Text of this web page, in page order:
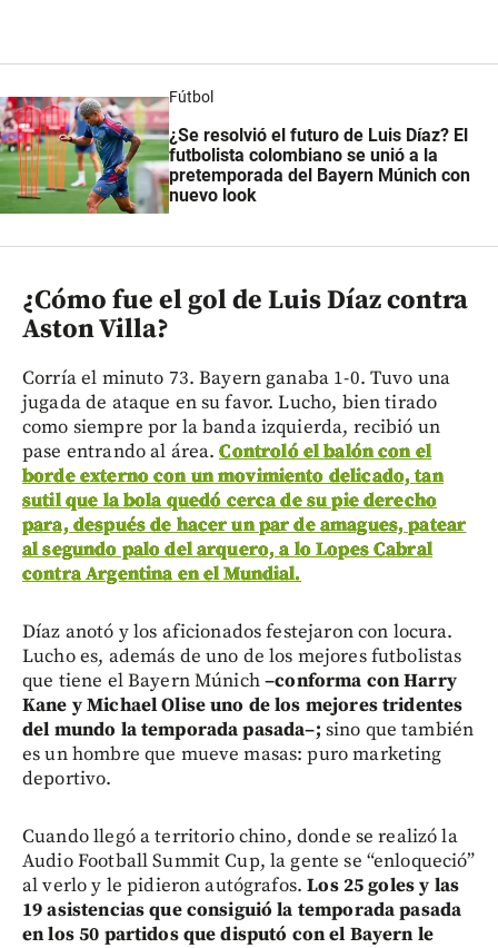
Fútbol
¿Se resolvió el futuro de Luis Díaz? El
futbolista colombiano se unió a la
pretemporada del Bayern Múnich con
nuevo look
¿Cómo fue el gol de Luis Díaz contra
Aston Villa?
Corría el minuto 73. Bayern ganaba 1-0. Tuvo una
jugada de ataque en su favor. Lucho, bien tirado
como siempre por la banda izquierda, recibió un
pase entrando al área.Controló el balón con el
borde externo con un movimiento delicado, tan
sutil que la bola quedó cerca de su pie derecho
para, después de hacer un par de amagues, patear
al segundo palo del arquero, a lo Lopes Cabral
contra Argentina en el Mundial.
Díaz anotó y los aficionados festejaron con locura.
Lucho es, además de uno de los mejores futbolistas
que tiene el Bayern Múnich–conforma con Harry
Kane y Michael Olise uno de los mejores tridentes
del mundo la temporada pasada–; sino que también
es un hombre que mueve masas: puro marketing
deportivo.
Cuando llegó a territorio chino, donde se realizó la
Audio Football Summit Cup, la gente se “enloqueció”
al verlo y le pidieron autógrafos.Los 25 goles y las
19 asistencias que consiguió la temporada pasada
en los 50 partidos que disputó con el Bayern le